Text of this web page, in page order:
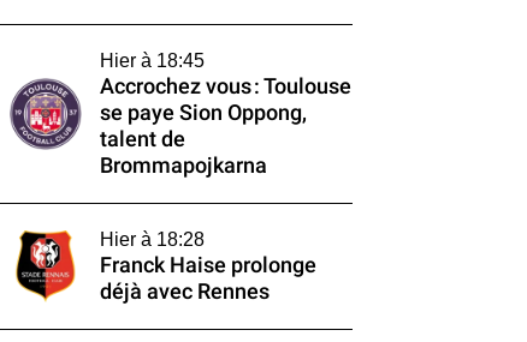
Hier à 18:45
Accrochez vous : Toulouse
se paye Sion Oppong,
talent de
Brommapojkarna
Hier à 18:28
Franck Haise prolonge
déjà avec Rennes